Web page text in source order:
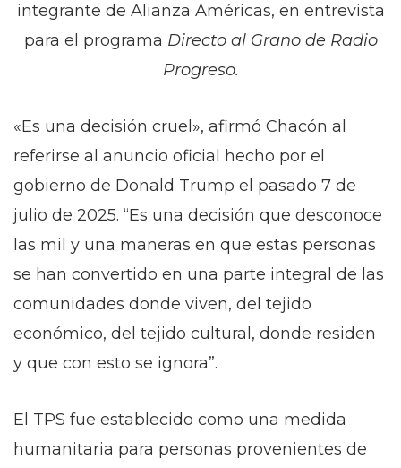
integrante de Alianza Américas, en entrevista
para el programa Directo al Grano de Radio
Progreso.
«Es una decisión cruel», afirmó Chacón al
referirse al anuncio oficial hecho por el
gobierno de Donald Trump el pasado 7 de
julio de 2025. “Es una decisión que desconoce
las mil y una maneras en que estas personas
se han convertido en una parte integral de las
comunidades donde viven, del tejido
económico, del tejido cultural, donde residen
y que con esto se ignora”.
El TPS fue establecido como una medida
humanitaria para personas provenientes de